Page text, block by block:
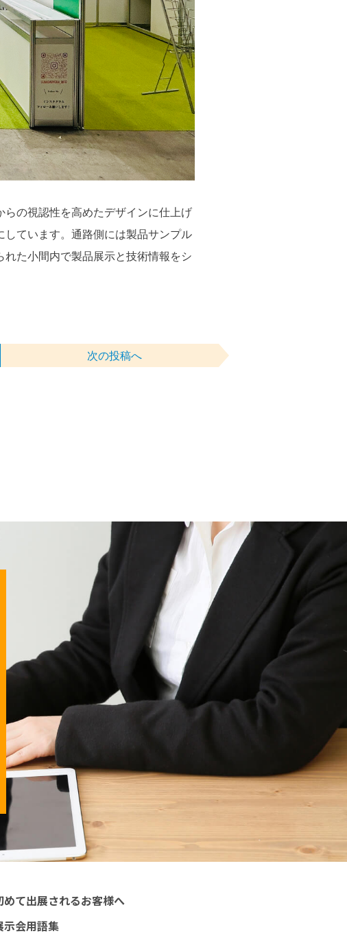
の視認性を高めたデザインに仕上げ
ています。通路側には製品サンプル
た小間内で製品展示と技術情報をシ
次の投稿へ
めて出展されるお客様へ
示会用語集